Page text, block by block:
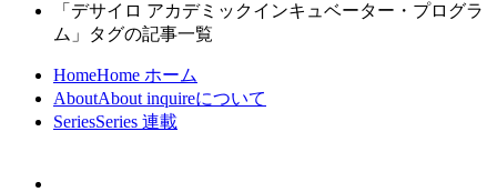
「デサイロ アカデミックインキュベーター・プログラ
ム」タグの記事一覧
HomeHome ホーム
AboutAbout inquireについて
SeriesSeries 連載